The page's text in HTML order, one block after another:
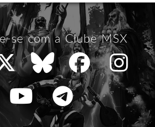
se com a Clube MSX